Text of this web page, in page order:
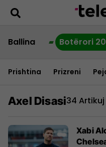
Ballina Botërori
Prishtina Prizreni
Axel Disasi34 Artikuj
Xabi